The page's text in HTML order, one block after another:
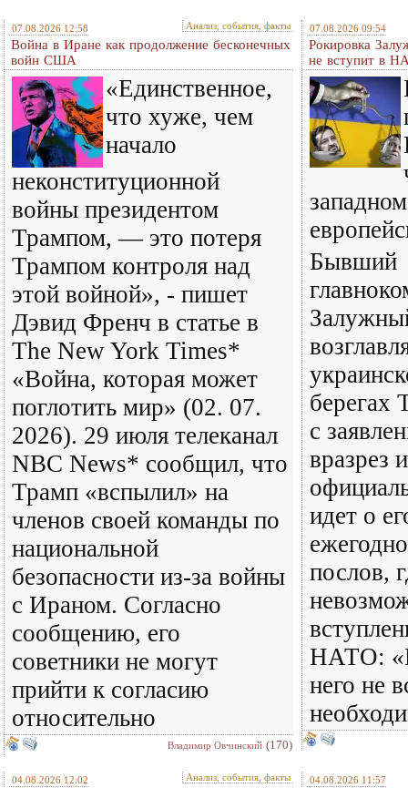
07.08.2026 12:58 Анализ, события, факты
Война в Иране как продолжение бесконечных
войн США
«Единственное,
что хуже, чем
начало
неконституционной
войны президентом
Трампом, — это потеря
Трампом контроля над
этой войной», - пишет
Дэвид Френч в статье в
The New York Times*
«Война, которая может
поглотить мир» (02. 07.
2026). 29 июля телеканал
NBC News* сообщил, что
Трамп «вспылил» на
членов своей команды по
национальной
безопасности из-за войны
с Ираном. Согласно
сообщению, его
советники не могут
прийти к согласию
относительно
Владимир Овчинский (170)
07.08.2026 09:54
Рокировка
не вступит в
Бывший
берегах
с
вразрез
идет о
послов,
НАТО:
него не
04.08.2026 12:02 Анализ, события, факты 04.08.2026 11:57